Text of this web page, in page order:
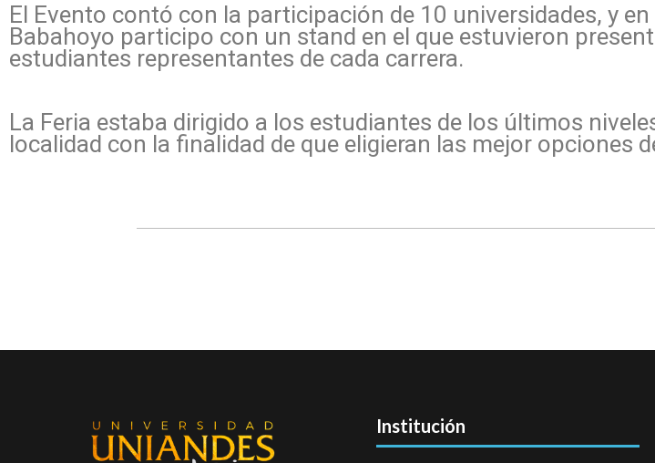
El Evento contó con la participación de 10 universidades, y en
Babahoyo participo con un stand en el que estuvieron
estudiantes representantes de cada carrera.
La Feria estaba dirigido a los estudiantes de los últimos
localidad con la finalidad de que eligieran las mejor opciones
Institución